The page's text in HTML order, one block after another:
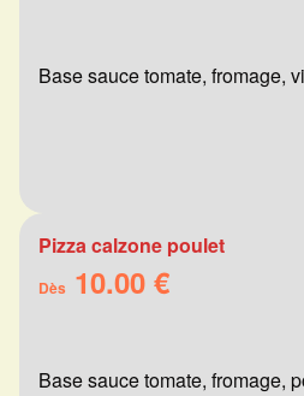
Base sauce tomate, fromage,
Pizza calzone poulet
Dès 10.00 €
Base sauce tomate, fromage,